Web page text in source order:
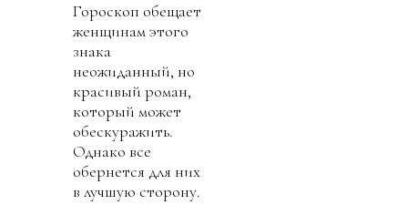
Гороскоп обещает
женщинам этого
знака
неожиданный, но
красивый роман,
который может
обескуражить.
Однако все
обернется для них
в лучшую сторону.